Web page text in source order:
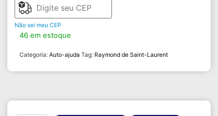
Não sei meu CEP
46 em estoque
Categoria:Auto-ajuda Tag: Raymond de Saint-Laurent